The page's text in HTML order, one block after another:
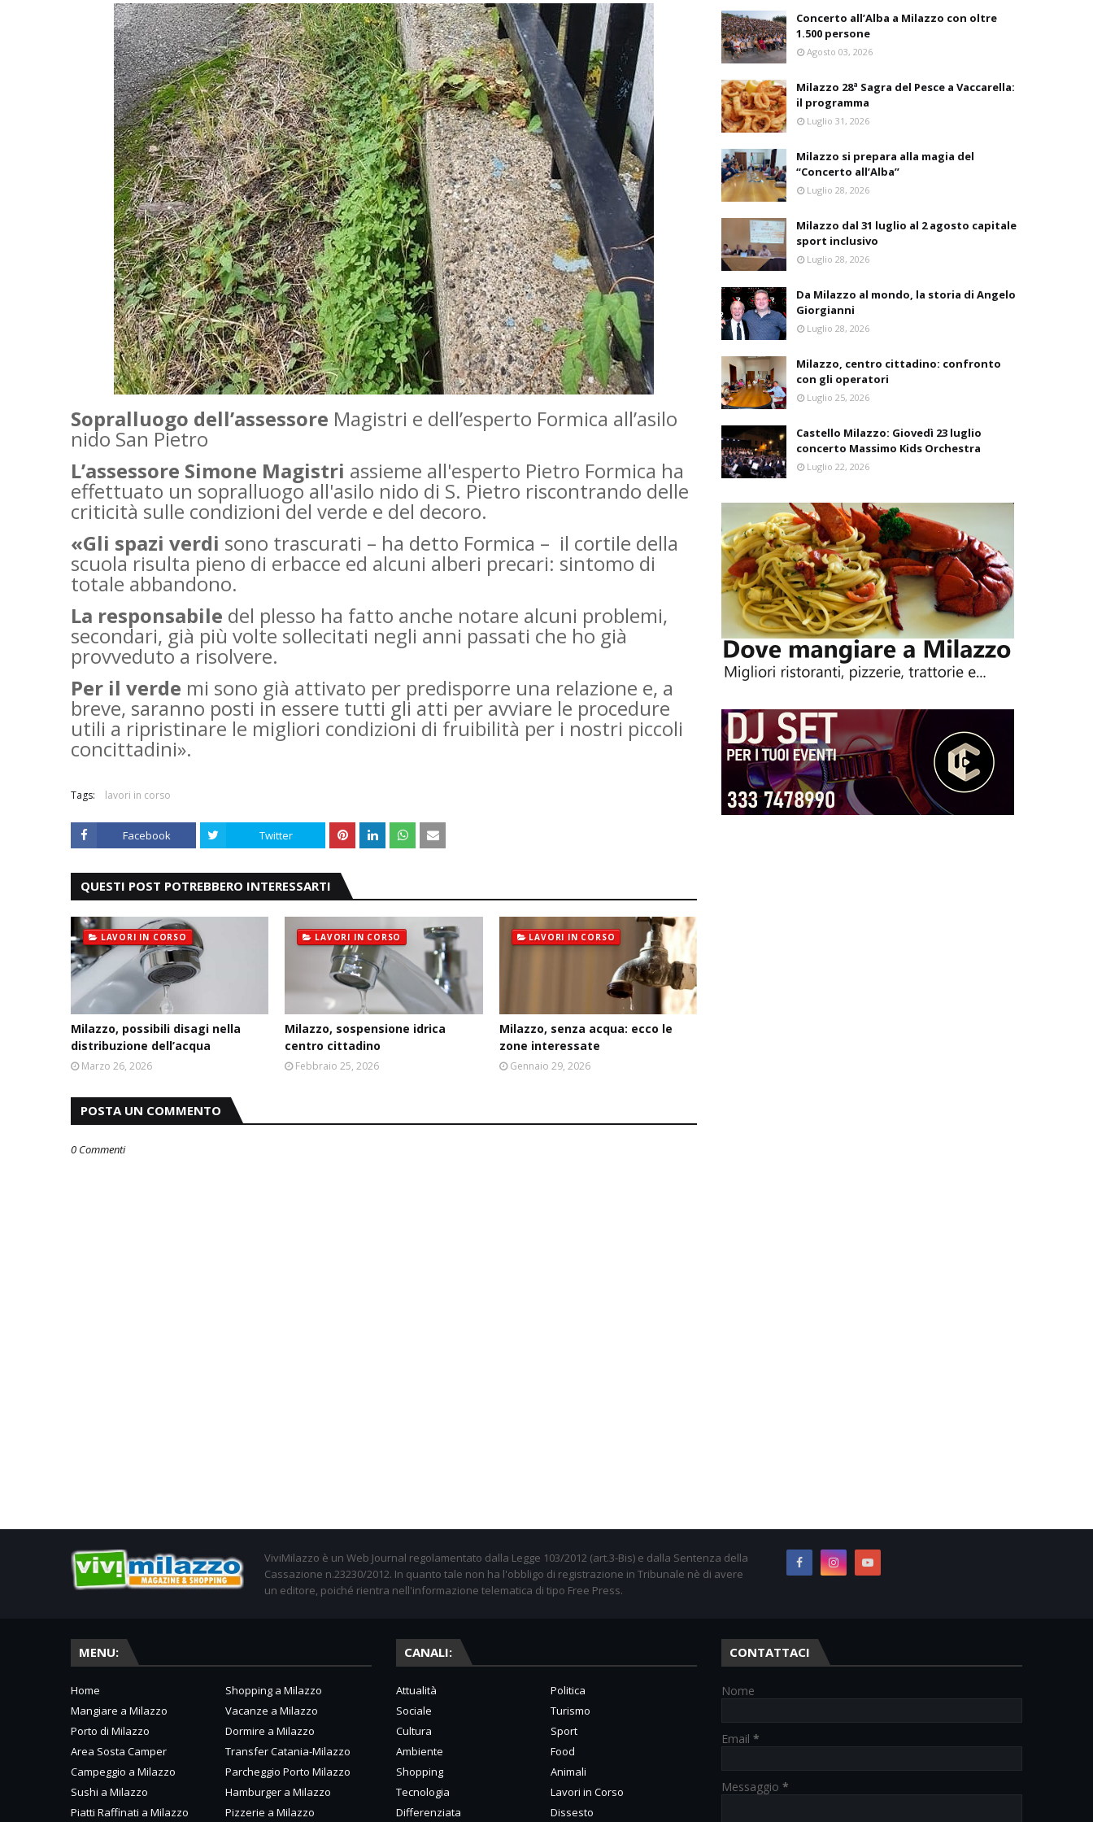
Sopralluogo dell’assessore Magistri e dell’esperto Formica all’asilo
nido San Pietro
L’assessore Simone Magistri assieme all'esperto Pietro Formica ha
effettuato un sopralluogo all'asilo nido di S. Pietro riscontrando delle
criticità sulle condizioni del verde e del decoro.
«Gli spazi verdi sono trascurati – ha detto Formica – il cortile della
scuola risulta pieno di erbacce ed alcuni alberi precari: sintomo di
totale abbandono.
La responsabile del plesso ha fatto anche notare alcuni problemi,
secondari, già più volte sollecitati negli anni passati che ho già
provveduto a risolvere.
Per il verde mi sono già attivato per predisporre una relazione e, a
breve, saranno posti in essere tutti gli atti per avviare le procedure
utili a ripristinare le migliori condizioni di fruibilità per i nostri piccoli
concittadini».
Tags: lavori in corso
Facebook Twitter
QUESTI POST POTREBBERO INTERESSARTI
LAVORI IN CORSO
Milazzo, possibili disagi nella
distribuzione dell’acqua
Marzo 26, 2026
LAVORI IN CORSO
Milazzo, sospensione idrica
centro cittadino
Febbraio 25, 2026
LAVORI IN CORSO
Milazzo, senza acqua: ecco le
zone interessate
Gennaio 29, 2026
POSTA UN COMMENTO
0 Commenti
Concerto all’Alba a Milazzo con oltre
1.500 persone
Agosto 03, 2026
Milazzo 28ª Sagra del Pesce a Vaccarella:
il programma
Luglio 31, 2026
Milazzo si prepara alla magia del
“Concerto all’Alba”
Luglio 28, 2026
Milazzo dal 31 luglio al 2 agosto capitale
sport inclusivo
Luglio 28, 2026
Da Milazzo al mondo, la storia di Angelo
Giorgianni
Luglio 28, 2026
Milazzo, centro cittadino: confronto
con gli operatori
Luglio 25, 2026
Castello Milazzo: Giovedì 23 luglio
concerto Massimo Kids Orchestra
Luglio 22, 2026
ViviMilazzo è un Web Journal regolamentato dalla Legge 103/2012 (art.3-Bis) e dalla Sentenza della
Cassazione n.23230/2012. In quanto tale non ha l'obbligo di registrazione in Tribunale nè di avere
un editore, poiché rientra nell'informazione telematica di tipo Free Press.
MENU:
Home
Shopping a Milazzo
Mangiare a Milazzo
Vacanze a Milazzo
Porto di Milazzo
Dormire a Milazzo
Area Sosta Camper
Transfer Catania-Milazzo
Campeggio a Milazzo
Parcheggio Porto Milazzo
Sushi a Milazzo
Hamburger a Milazzo
Piatti Raffinati a Milazzo
Pizzerie a Milazzo
CANALI:
Attualità
Politica
Sociale
Turismo
Cultura
Sport
Ambiente
Food
Shopping
Animali
Tecnologia
Lavori in Corso
Differenziata
Dissesto
CONTATTACI
Nome
Email *
Messaggio *